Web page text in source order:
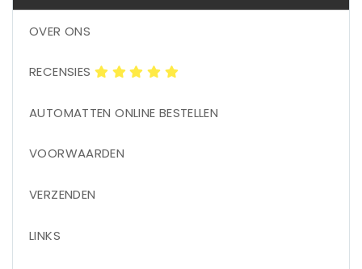
OVER ONS
RECENSIES
AUTOMATTEN ONLINE BESTELLEN
VOORWAARDEN
VERZENDEN
LINKS